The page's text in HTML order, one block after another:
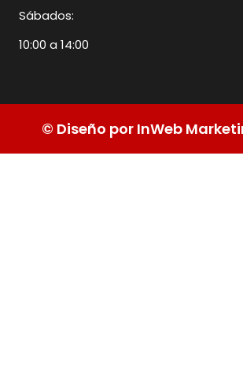
Sábados:
10:00 a 14:00
© Diseño por InWeb